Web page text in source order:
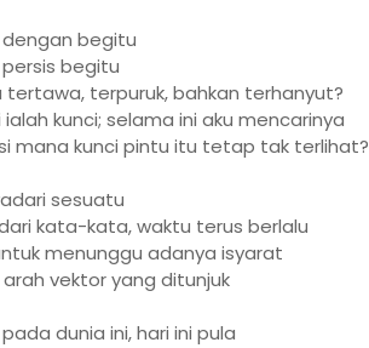
dengan begitu
begitu
tertawa, terpuruk, bahkan terhanyut?
kunci; selama ini aku mencarinya
mana kunci pintu itu tetap tak terlihat?
sesuatu
kata-kata, waktu terus berlalu
menunggu adanya isyarat
vektor yang ditunjuk
dunia ini, hari ini pula